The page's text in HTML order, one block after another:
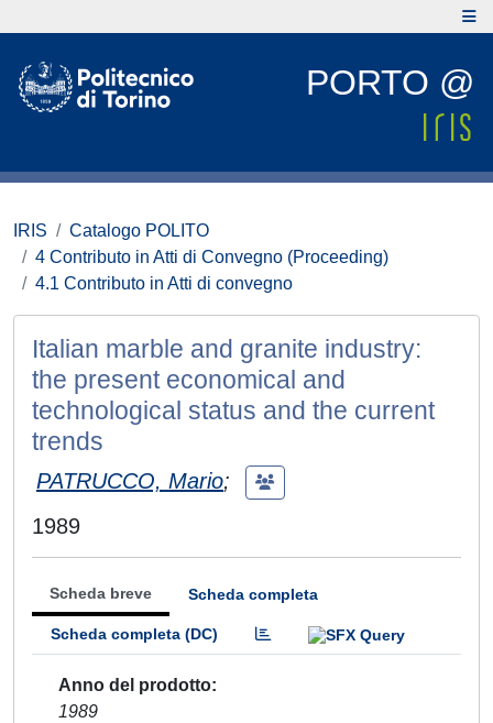
PORTO @
IRIS
Catalogo POLITO
4 Contributo in Atti di Convegno (Proceeding)
4.1 Contributo in Atti di convegno
Italian marble and granite industry:
the present economical and
technological status and the current
trends
PATRUCCO, Mario;
1989
Scheda breve Scheda completa
Scheda completa (DC)
Anno del prodotto
1989